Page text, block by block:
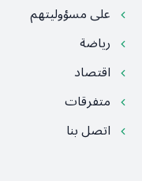
على مسؤوليتهم
رياضة
اقتصاد
متفرقات
اتصل بنا